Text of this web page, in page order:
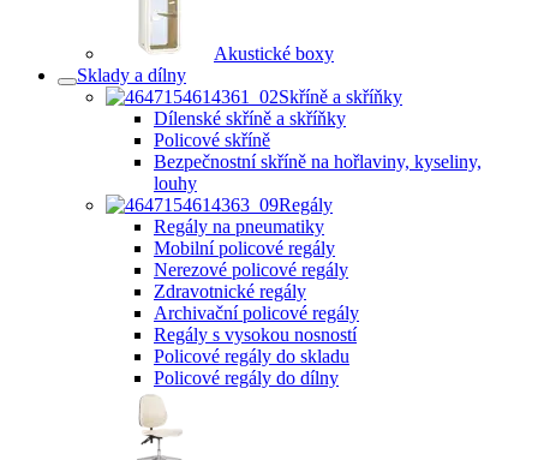
Akustické boxy
Sklady a dílny
Skříně a skříňky
Dílenské skříně a skříňky
Policové skříně
Bezpečnostní skříně na hořlaviny, kyseliny,
louhy
Regály
Regály na pneumatiky
Mobilní policové regály
Nerezové policové regály
Zdravotnické regály
Archivační policové regály
Regály s vysokou nosností
Policové regály do skladu
Policové regály do dílny